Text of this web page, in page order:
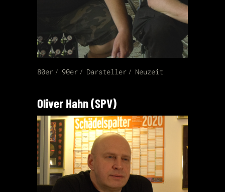
80er 90er Darsteller Neuzeit
Oliver Hahn (SPV)